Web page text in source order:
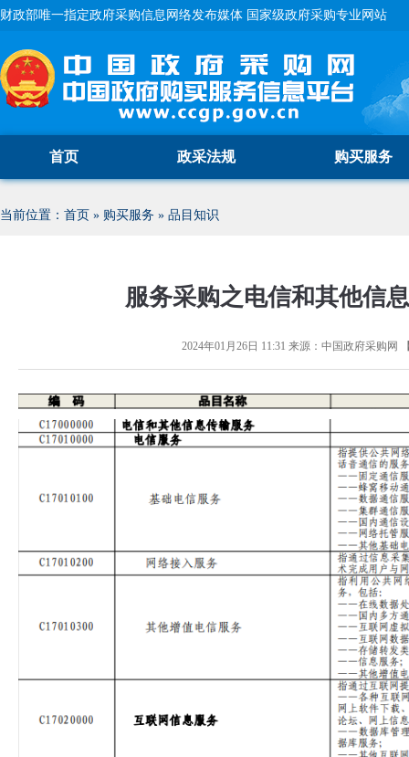
财政部唯一指定政府采购信息网络发布媒体 国家级政府采购专业网站
首页 政采法规 购买服务
当前位置： 首页 » 购买服务 » 品目知识
服务采购之电信和其他信
2024年01月26日 11:31 来源： 中国政府采购网